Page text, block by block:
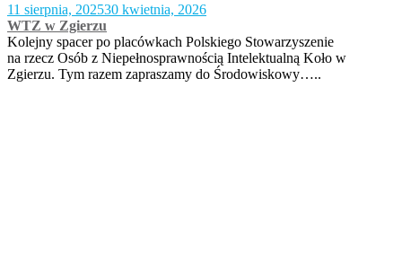
11 sierpnia, 202530 kwietnia, 2026
WTZ w Zgierzu
Kolejny spacer po placówkach Polskiego Stowarzyszenie
na rzecz Osób z Niepełnosprawnością Intelektualną Koło w
Zgierzu. Tym razem zapraszamy do Środowiskowy…..